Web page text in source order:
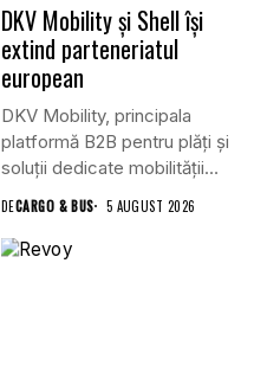
DKV Mobility și Shell își
extind parteneriatul
european
DKV Mobility, principala
platformă B2B pentru plăți și
soluții dedicate mobilității
DECARGO & BUS 5 AUGUST 2026